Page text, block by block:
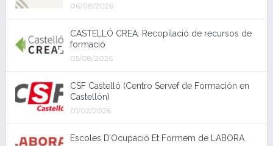
06/08/2026
CASTELLÓ CREA. Recopilació de recursos de
formació
05/08/2026
CSF Castelló (Centro Servef de Formación en
Castellón)
01/02/2026
Escoles D’Ocupació Et Formem de LABORA